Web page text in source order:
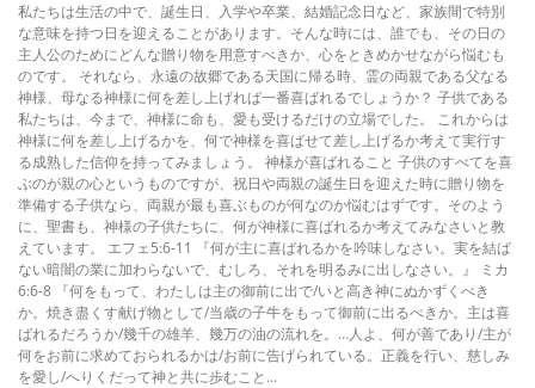
私たちは生活の中で、誕生日、入学や卒業、結婚記念日など、家族間で特別
な意味を持つ日を迎えることがあります。そんな時には、誰でも、その日の
主人公のためにどんな贈り物を用意すべきか、心をときめかせながら悩むも
のです。 それなら、永遠の故郷である天国に帰る時、霊の両親である父なる
神様、母なる神様に何を差し上げれば一番喜ばれるでしょうか？ 子供である
私たちは、今まで、神様に命も、愛も受けるだけの立場でした。 これからは
神様に何を差し上げるかを、何で神様を喜ばせて差し上げるか考えて実行す
る成熟した信仰を持ってみましょう。 神様が喜ばれること 子供のすべてを喜
ぶのが親の心というものですが、祝日や両親の誕生日を迎えた時に贈り物を
準備する子供なら、両親が最も喜ぶものが何なのか悩むはずです。そのよう
に、聖書も、神様の子供たちに、何が神様に喜ばれるか考えてみなさいと教
えています。 エフェ5:6-11 『何が主に喜ばれるかを吟味しなさい。実を結ば
ない暗闇の業に加わらないで、むしろ、それを明るみに出しなさい。』 ミカ
6:6-8 『何をもって、わたしは主の御前に出で/いと高き神にぬかずくべき
か。焼き盡くす献げ物として/当歳の子牛をもって御前に出るべきか。主は喜
ばれるだろうか/幾千の雄羊、幾万の油の流れを。…人よ、何が善であり/主が
何をお前に求めておられるかは/お前に告げられている。正義を行い、慈しみ
を愛し/へりくだって神と共に歩むこと...